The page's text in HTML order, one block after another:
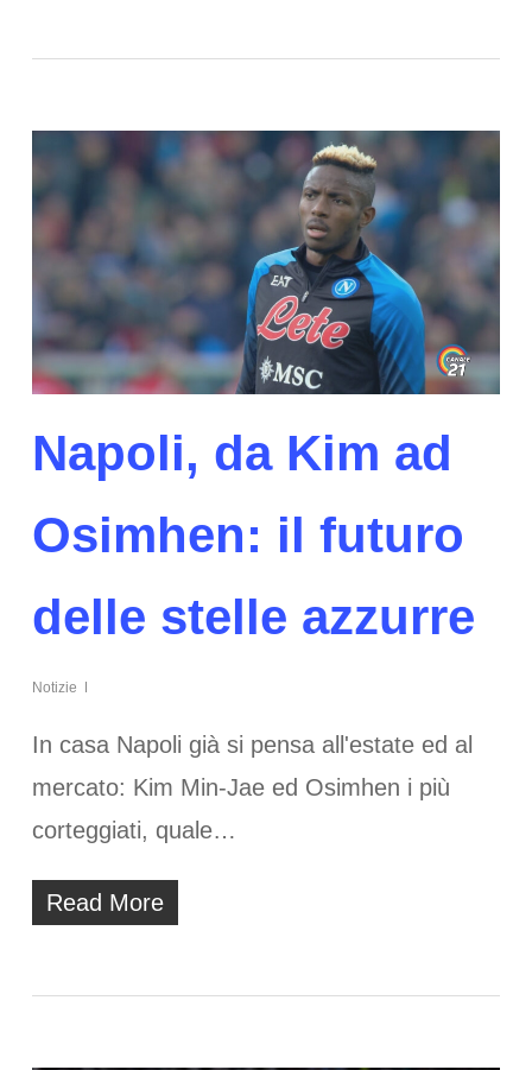
Napoli, da Kim ad
Osimhen: il futuro
delle stelle azzurre
Notizie
In casa Napoli già si pensa all'estate ed al
mercato: Kim Min-Jae ed Osimhen i più
corteggiati, quale…
Read More